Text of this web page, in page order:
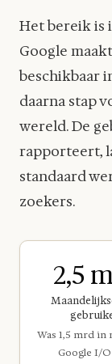
Het bereik is
Google
beschikbaar
daarna stap
wereld. De
rapporteert,
standaard
zoekers.
2,5
Was 1,5 mrd in
Google I/O